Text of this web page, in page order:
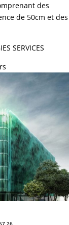
des
de 50cm et des
SERVICES
26